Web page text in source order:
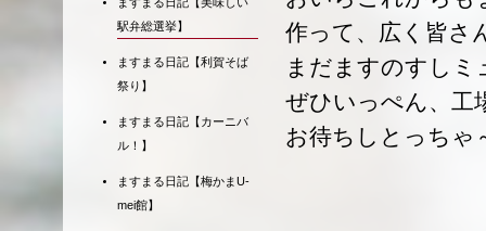
作って、広く皆さ
まだますのすし
ぜひいっぺん、工
お待ちしとっちゃ
駅弁総選挙】
ますまる日記【利賀そば
祭り】
ますまる日記【カーニバ
ル！】
ますまる日記【梅かまU-
mei館】